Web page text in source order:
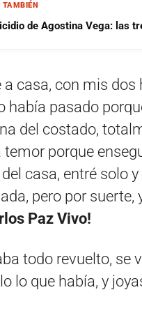
TAMBIÉN
de Agostina Vega: las
a casa, con mis
había pasado
del costado,
temor porque
casa, entré solo
pero por
Paz Vivo!
todo revuelto, se
lo que había, y